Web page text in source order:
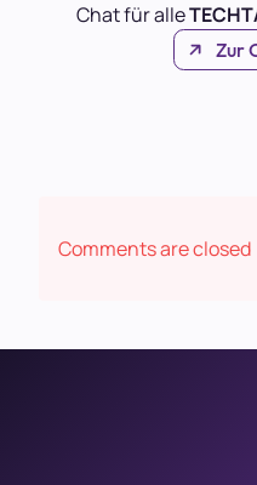
Chat für alle
Zur
Comments are closed